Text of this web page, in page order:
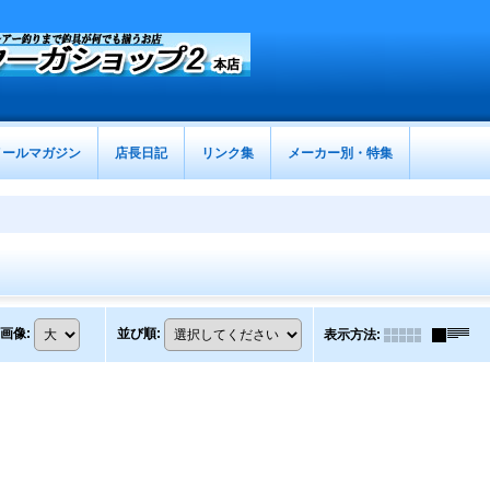
ールマガジン 店長日記 リンク集 メーカー別・特集
画像: 並び順: 表示方法: